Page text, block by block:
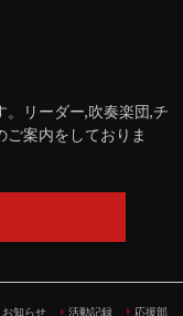
リーダー,吹奏楽団,チ
案内をしておりま
お知らせ 活動記録 応援部